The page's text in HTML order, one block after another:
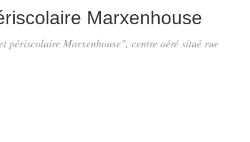
Marxenhouse
périscolaire Marxenhouse", centre aéré situé rue